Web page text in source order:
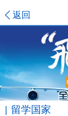
返回
留学国家